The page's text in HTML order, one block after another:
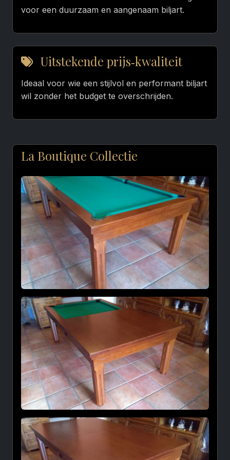
voor een duurzaam en aangenaam biljart.
Uitstekende prijs‑kwaliteit
Ideaal voor wie een stijlvol en performant biljart
wil zonder het budget te overschrijden.
La Boutique Collectie